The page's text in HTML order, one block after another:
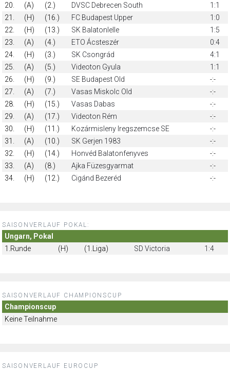
20.
(A) (2.) DVSC Debrecen South
1:1
21.
(H) (16.) FC Budapest Upper
1:0
22.
(H) (13.) SK Balatonlelle
1:5
23.
(A) (4.) ETO Ácsteszér
0:4
24.
(H) (3.) SK Csongrád
4:1
25.
(A) (5.) Videoton Gyula
1:1
26.
(H) (9.) SE Budapest Old
-:-
27.
(A) (7.) Vasas Miskolc Old
-:-
28.
(H) (15.) Vasas Dabas
-:-
29.
(A) (17.) Videoton Rém
-:-
30.
(H) (11.) Kozármisleny Iregszemcse SE
-:-
31.
(A) (10.) SK Gerjen 1983
-:-
32.
(H) (14.) Honvéd Balatonfenyves
-:-
33.
(A) (8.) Ajka Füzesgyarmat
-:-
34.
(H) (12.) Cigánd Bezeréd -:-
SAISONVERLAUF POKAL:
Ungarn, Pokal
1.Runde
(H) (1.Liga) SD Victoria 1:4
SAISONVERLAUF CHAMPIONSCUP
Championscup
Keine Teilnahme
SAISONVERLAUF EUROCUP